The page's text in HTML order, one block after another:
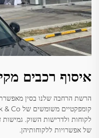
איסוף רכבים
הרשת הרחבה שלנו בסין מאפשרת
לקוחות ולדרישות השוק. גמישות
של אפשרויות ללקוחותיהן.